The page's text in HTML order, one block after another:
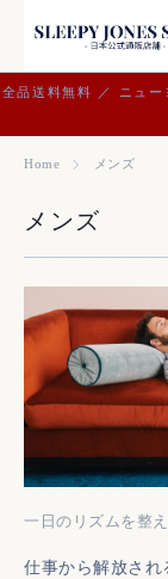
全品送料無料 ／ ニュ
Home メンズ
メンズ
一日のリズムを整
仕事から解放され